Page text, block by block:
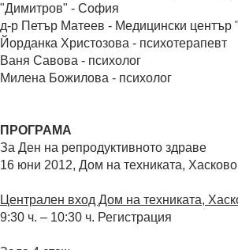
"Димитров" - София
д-р Петър Матеев - Медицински център
Йорданка Христозова - психотерапевт
Ваня Савова - психолог
Милена Божилова - психолог
ПРОГРАМА
За Ден на репродуктивното здраве
16 юни 2012, Дом на техниката, Хасково
Централен вход Дом на техниката,
9:30 ч. – 10:30 ч. Регистрация